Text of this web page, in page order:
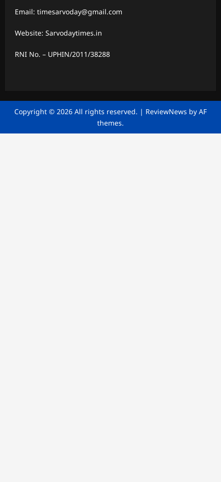
Email: timesarvoday@gmail.com
Website: Sarvodaytimes.in
RNI No. – UPHIN/2011/38288
Copyright © 2026 All rights reserved. | ReviewNews by AF
themes.